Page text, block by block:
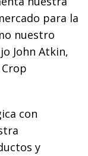
para la
nuestro
John Atkin,
con
y